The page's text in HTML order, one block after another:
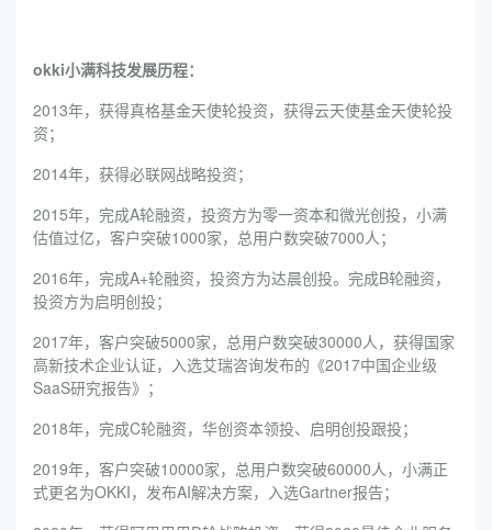
okki小满科技发展历程：
2013年，获得真格基金天使轮投资，获得云天使基金天使轮投
资；
2014年，获得必联网战略投资；
2015年，完成A轮融资，投资方为零一资本和微光创投，小满
估值过亿，客户突破1000家，总用户数突破7000人；
2016年，完成A+轮融资，投资方为达晨创投。完成B轮融资，
投资方为启明创投；
2017年，客户突破5000家，总用户数突破30000人，获得国家
高新技术企业认证，入选艾瑞咨询发布的《2017中国企业级
SaaS研究报告》；
2018年，完成C轮融资，华创资本领投、启明创投跟投；
2019年，客户突破10000家，总用户数突破60000人，小满正
式更名为OKKI，发布AI解决方案，入选Gartner报告；